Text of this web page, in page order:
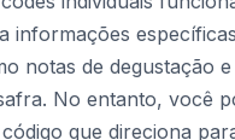
informações
notas de degustação
No entanto, você
que direciona